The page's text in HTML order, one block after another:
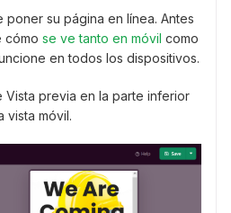
poner su página en línea. Antes
cómo se ve tanto en móvil como
en todos los dispositivos.
previa en la parte inferior
vista móvil.